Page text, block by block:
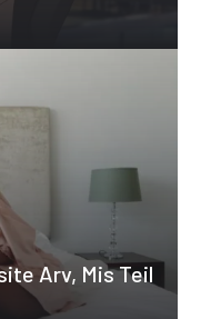
Arv, Mis Teil